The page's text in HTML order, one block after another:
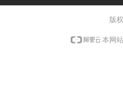
版
本网